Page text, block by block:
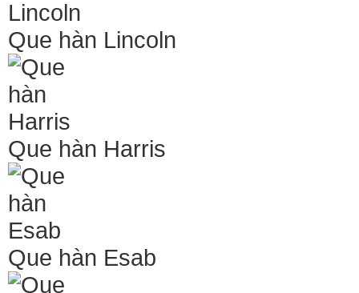
Que hàn Lincoln
Que hàn Harris
Que hàn Esab